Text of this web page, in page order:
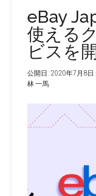
eBay
使える
ビスを
公開日: 2020年7月8日
林 一馬